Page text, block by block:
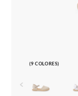
(9 COLORES)